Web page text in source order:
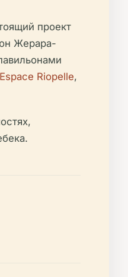
проект
Жерара-
Riopelle,